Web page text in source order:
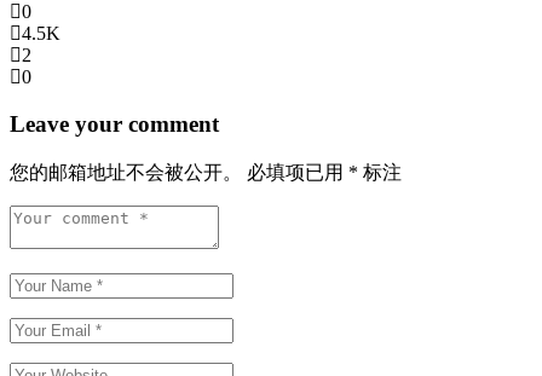
0
4.5K
2
0
Leave your comment
您的邮箱地址不会被公开。 必填项已用 * 标注